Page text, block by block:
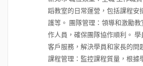
蹈教室的日常運營，包括課程安
護等。 團隊管理：領導和激勵
作人員，確保團隊協作順利。
客戶服務，解決學員和家長的問
課程管理：監控課程質量，根據